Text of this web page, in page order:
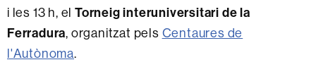
i les 13 h, elTorneig interuniversitari de la
Ferradura, organitzat pels Centaures de
l'Autònoma.